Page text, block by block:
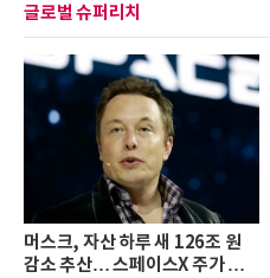
글로벌 슈퍼리치
머스크, 자산 하루 새 126조 원
감소 추산… 스페이스X 주가 하